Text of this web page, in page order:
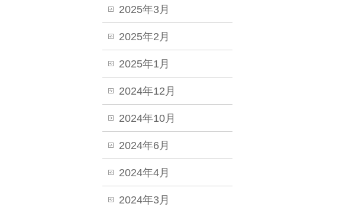
2025年3月
2025年2月
2025年1月
2024年12月
2024年10月
2024年6月
2024年4月
2024年3月